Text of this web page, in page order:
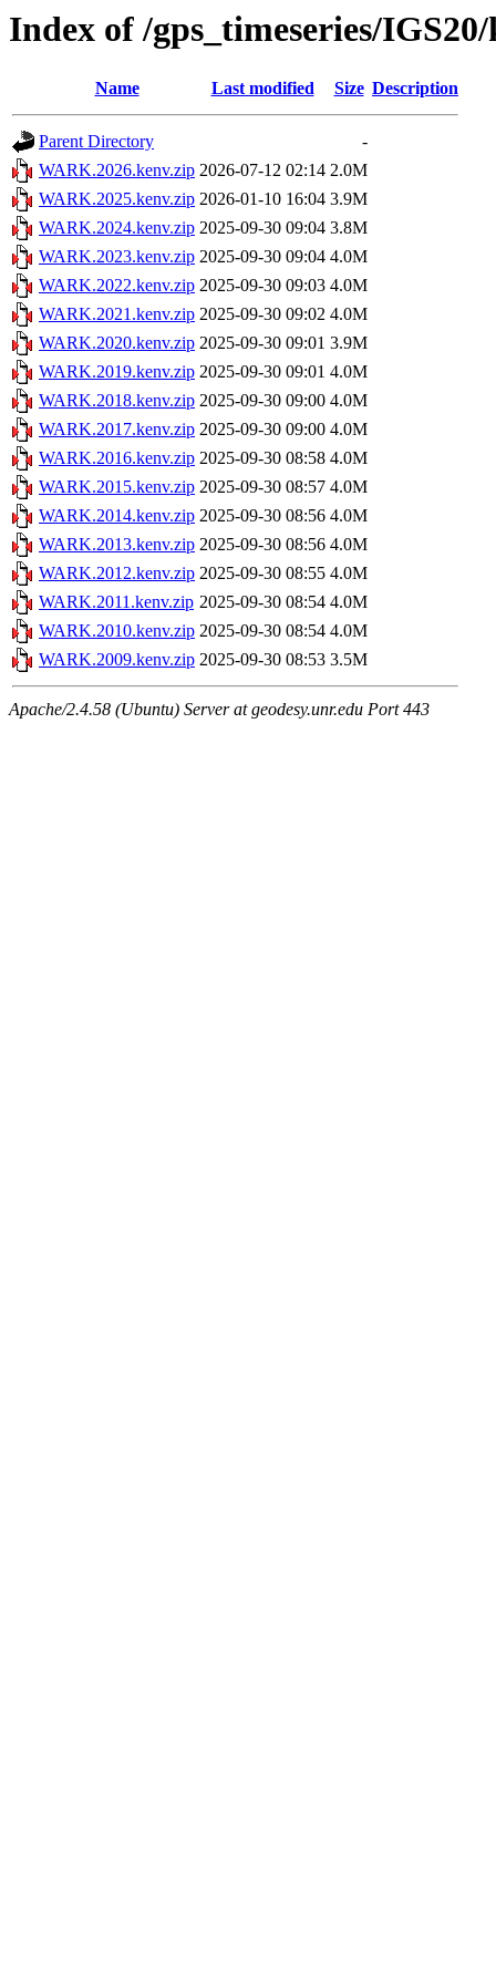
Index of /gps_timeseries/
Name Last modified Size Description
Parent Directory
-
WARK.2026.kenv.zip 2026-07-12 02:14 2.0M
WARK.2025.kenv.zip 2026-01-10 16:04 3.9M
WARK.2024.kenv.zip 2025-09-30 09:04 3.8M
WARK.2023.kenv.zip 2025-09-30 09:04 4.0M
WARK.2022.kenv.zip 2025-09-30 09:03 4.0M
WARK.2021.kenv.zip 2025-09-30 09:02 4.0M
WARK.2020.kenv.zip 2025-09-30 09:01 3.9M
WARK.2019.kenv.zip 2025-09-30 09:01 4.0M
WARK.2018.kenv.zip 2025-09-30 09:00 4.0M
WARK.2017.kenv.zip 2025-09-30 09:00 4.0M
WARK.2016.kenv.zip 2025-09-30 08:58 4.0M
WARK.2015.kenv.zip 2025-09-30 08:57 4.0M
WARK.2014.kenv.zip 2025-09-30 08:56 4.0M
WARK.2013.kenv.zip 2025-09-30 08:56 4.0M
WARK.2012.kenv.zip 2025-09-30 08:55 4.0M
WARK.2011.kenv.zip 2025-09-30 08:54 4.0M
WARK.2010.kenv.zip 2025-09-30 08:54 4.0M
WARK.2009.kenv.zip 2025-09-30 08:53 3.5M
Apache/2.4.58 (Ubuntu) Server at geodesy.unr.edu Port 443